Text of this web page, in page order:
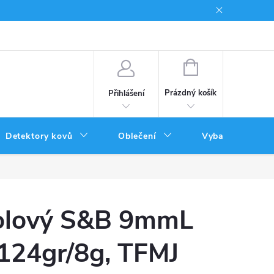
Přihlášení
NÁKUPNÍ
Prázdný košík
Detektory kovů Oblečení Vybavení
S&B 9mmL
8g, TFMJ